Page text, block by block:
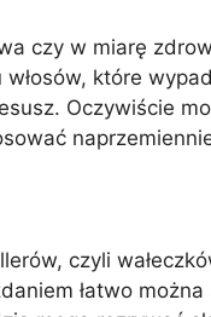
czy w miarę
które
Oczywiście
czyli
łatwo